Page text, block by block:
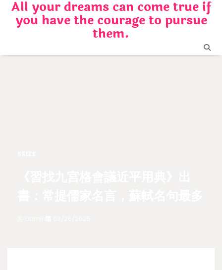
Skip
content
All your dreams can come true if
you have the courage to pursue
them.